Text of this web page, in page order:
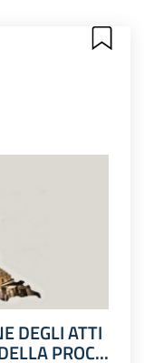
DEGLI ATTI
PROC...